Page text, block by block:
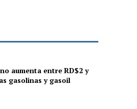
aumenta entre RD$2 y
gasolinas y gasoil